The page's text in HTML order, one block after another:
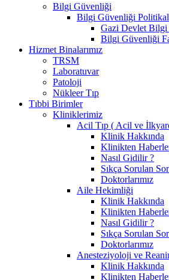
Bilgi Güvenliği
Bilgi Güvenliği
Gazi Devlet Bilgi
Bilgi Güvenliği
Hizmet Binalarımız
TRSM
Laboratuvar
Patoloji
Nükleer Tıp
Tıbbi Birimler
Kliniklerimiz
Acil Tıp ( Acil ve
Klinik Hakkında
Klinikten
Nasıl Gidilir ?
Sıkça Sorulan
Doktorlarımız
Aile Hekimliği
Klinik Hakkında
Klinikten
Nasıl Gidilir ?
Sıkça Sorulan
Doktorlarımız
Anesteziyoloji ve
Klinik Hakkında
Klinikten